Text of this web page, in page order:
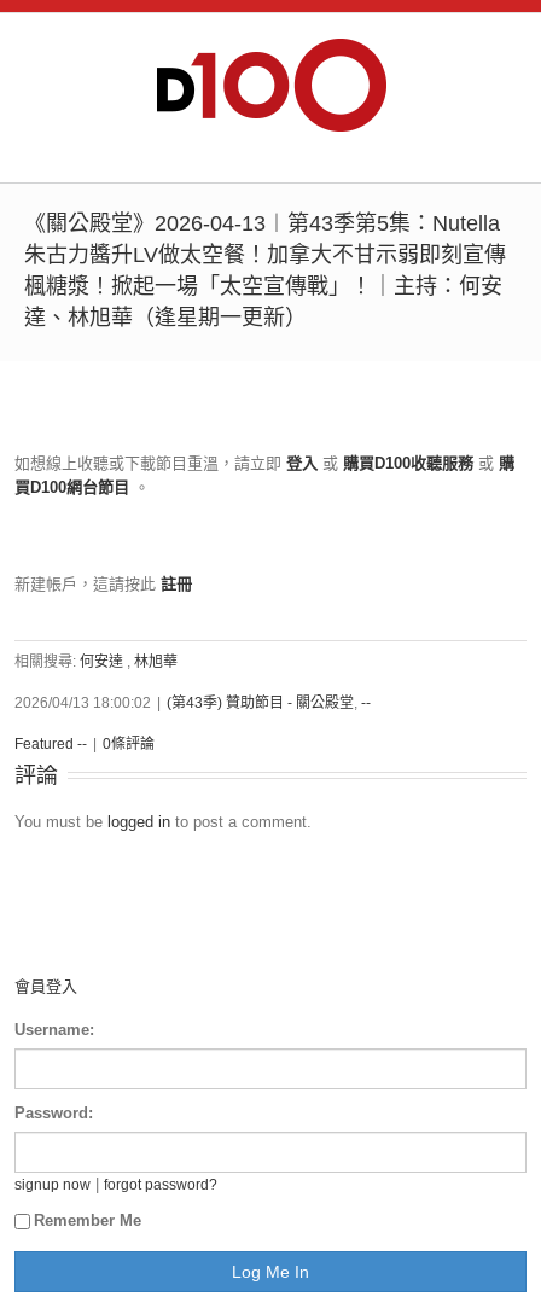
《關公殿堂》2026-04-13︱第43季第5集：Nutella
朱古力醬升LV做太空餐！加拿大不甘示弱即刻宣傳
楓糖漿！掀起一場「太空宣傳戰」！｜主持：何安
達、林旭華（逢星期一更新）
如想線上收聽或下載節目重溫，請立即 登入 或 購買D100收聽服務 或 購
買D100網台節目
。
新建帳戶，這請按此 註冊
相關搜尋: 何安達 , 林旭華
2026/04/13 18:00:02 (第43季) 贊助節目 - 關公殿堂, --
Featured -- 0條評論
評論
You must be logged in to post a comment.
會員登入
Username:
Password:
signup now forgot password?
Remember Me